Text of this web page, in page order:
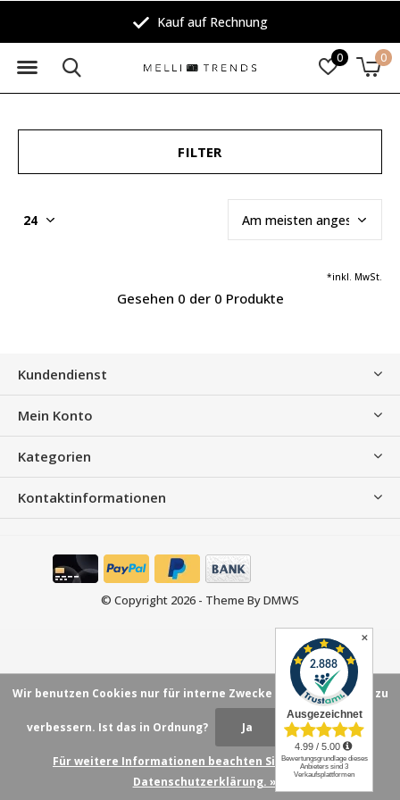
0 0
Kauf auf Rechnung
FILTER
*inkl. MwSt.
Gesehen 0 der 0 Produkte
Kundendienst
Mein Konto
Kategorien
Kontaktinformationen
© Copyright 2026 - Theme ByDMWS
Wir benutzen Cookies nur für interne Zwecke um den Webshop zu
verbessern. Ist das in Ordnung? Ja Nein
Für weitere Informationen beachten Sie bitte unsere
Datenschutzerklärung. »
✕